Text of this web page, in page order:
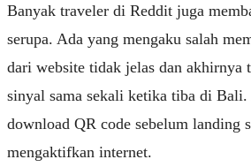
Banyak traveler di Reddit juga
serupa. Ada yang mengaku salah
dari website tidak jelas dan akhirnya
sinyal sama sekali ketika tiba di
download QR code sebelum landing
mengaktifkan internet.